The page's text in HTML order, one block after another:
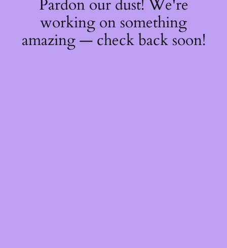
Pardon our dust! We're
working on something
amazing — check back soon!